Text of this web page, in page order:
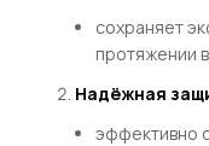
сохраняет
протяжении
Надёжная
эффективно